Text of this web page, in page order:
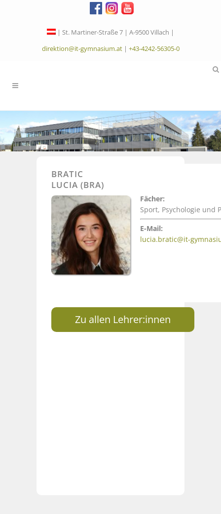
| St. Martiner-Straße 7 | A-9500 Villach |
direktion@it-gymnasium.at| +43-4242-56305-0
BRATIC
LUCIA (BRA)
Fächer:
Sport, Psychologie und
E-Mail:
lucia.bratic@it-
Zu allen Lehrer:innen